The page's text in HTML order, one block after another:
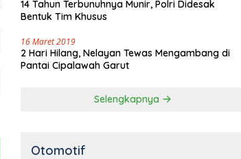
14 Tahun Terbunuhnya Munir, Polri Didesak
Bentuk Tim Khusus
16 Maret 2019
2 Hari Hilang, Nelayan Tewas Mengambang di
Pantai Cipalawah Garut
Selengkapnya
Otomotif